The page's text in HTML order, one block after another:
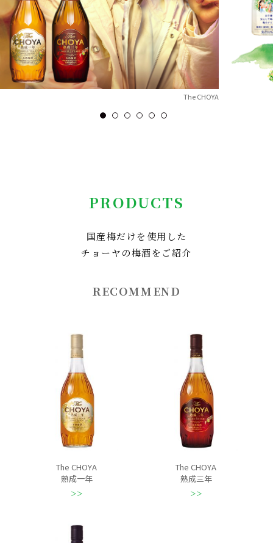
The CHOYA
PRODUCTS
国産梅だけを使用した
チョーヤの梅酒をご紹介
RECOMMEND
The CHOYA
熟成一年
The CHOYA
熟成三年